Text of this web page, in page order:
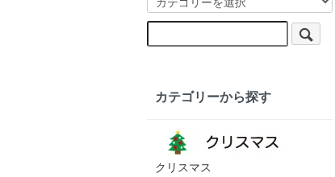
カテゴリーから探す
クリスマス